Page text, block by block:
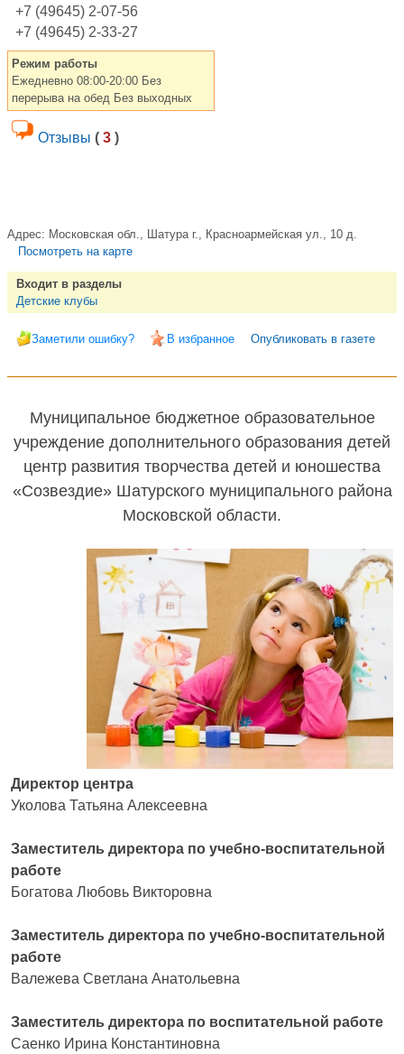
+7 (49645) 2-07-56
+7 (49645) 2-33-27
Режим работы
Ежедневно 08:00-20:00 Без
перерыва на обед Без выходных
Отзывы ( 3 )
Адрес: Московская обл., Шатура г., Красноармейская ул., 10 д.
Посмотреть на карте
Входит в разделы
Детские клубы
Заметили ошибку? В избранное Опубликовать в газете
Муниципальное бюджетное образовательное
учреждение дополнительного образования детей
центр развития творчества детей и юношества
«Созвездие» Шатурского муниципального района
Московской области.
Директор центра
Уколова Татьяна Алексеевна
Заместитель директора по учебно-воспитательной
работе
Богатова Любовь Викторовна
Заместитель директора по учебно-воспитательной
работе
Валежева Светлана Анатольевна
Заместитель директора по воспитательной работе
Саенко Ирина Константиновна